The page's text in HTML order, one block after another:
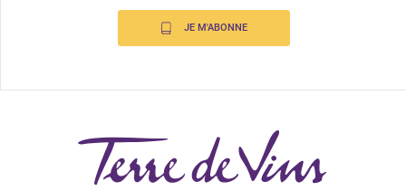
JE M'ABONNE